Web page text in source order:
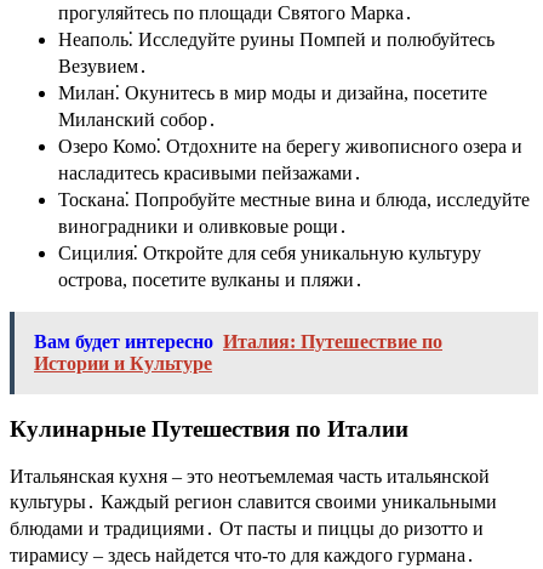
прогуляйтесь по площади Святого Марка․
Неаполь⁚ Исследуйте руины Помпей и полюбуйтесь
Везувием․
Милан⁚ Окунитесь в мир моды и дизайна, посетите
Миланский собор․
Озеро Комо⁚ Отдохните на берегу живописного озера и
насладитесь красивыми пейзажами․
Тоскана⁚ Попробуйте местные вина и блюда, исследуйте
виноградники и оливковые рощи․
Сицилия⁚ Откройте для себя уникальную культуру
острова, посетите вулканы и пляжи․
Вам будет интересно Италия: Путешествие по
Истории и Культуре
Кулинарные Путешествия по Италии
Итальянская кухня – это неотъемлемая часть итальянской
культуры․ Каждый регион славится своими уникальными
блюдами и традициями․ От пасты и пиццы до ризотто и
тирамису – здесь найдется что-то для каждого гурмана․